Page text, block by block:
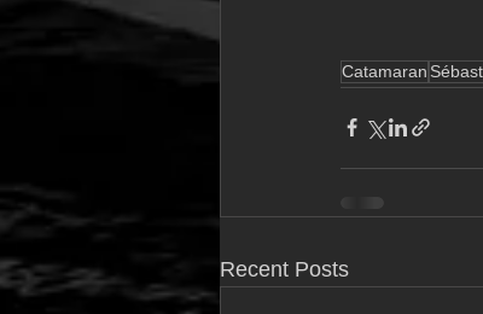
Catamaran
Recent Posts